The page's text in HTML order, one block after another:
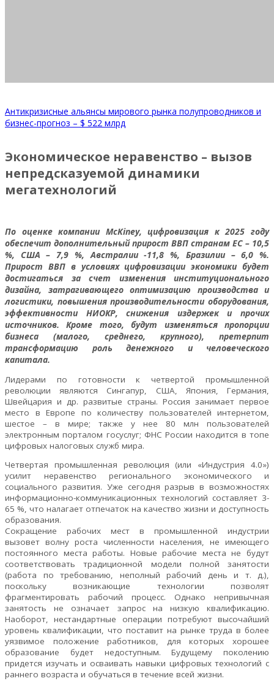
Антикризисные альянсы мирового рынка полупроводников и
бизнес-прогноз – $ 522 млрд
Экономическое неравенство – вызов
непредсказуемой динамики
мегатехнологий
По оценке компании McKiney, цифровизация к 2025 году
обеспечит дополнительный прирост ВВП странам ЕС – 10,5
%, США – 7,9 %, Австралии -11,8 %, Бразилии – 6,0 %.
Прирост ВВП в условиях цифровизации экономики будет
достигаться за счет изменения институционального
дизайна, затрагивающего оптимизацию производства и
логистики, повышения производительности оборудования,
эффективности НИОКР, снижения издержек и прочих
источников. Кроме того, будут изменяться пропорции
бизнеса (малого, среднего, крупного), претерпит
трансформацию роль денежного и человеческого
капитала.
Лидерами по готовности к четвертой промышленной
революции являются Сингапур, США, Япония, Германия,
Швейцария и др. развитые страны. Россия занимает первое
место в Европе по количеству пользователей интернетом,
шестое – в мире; также у нее 80 млн пользователей
электронным порталом госуслуг; ФНС России находится в топе
цифровых налоговых служб мира.
Четвертая промышленная революция (или «Индустрия 4.0»)
усилит неравенство регионального экономического и
социального развития. Уже сегодня разрыв в возможностях
информационно-коммуникационных технологий составляет 3-
65 %, что налагает отпечаток на качество жизни и доступность
образования.
Сокращение рабочих мест в промышленной индустрии
вызовет волну роста численности населения, не имеющего
постоянного места работы. Новые рабочие места не будут
соответствовать традиционной модели полной занятости
(работа по требованию, неполный рабочий день и т. д.),
поскольку возникающие технологии позволят
фрагментировать рабочий процесс. Однако непривычная
занятость не означает запрос на низкую квалификацию.
Наоборот, нестандартные операции потребуют высочайший
уровень квалификации, что поставит на рынке труда в более
уязвимое положение работников, для которых хорошее
образование будет недоступным. Будущему поколению
придется изучать и осваивать навыки цифровых технологий с
раннего возраста и обучаться в течение всей жизни.